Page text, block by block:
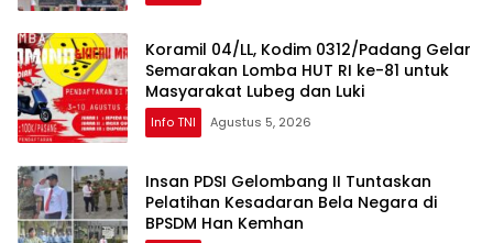
Koramil 04/LL, Kodim 0312/Padang Gelar
Semarakan Lomba HUT RI ke-81 untuk
Masyarakat Lubeg dan Luki
Info TNI Agustus 5, 2026
Insan PDSI Gelombang II Tuntaskan
Pelatihan Kesadaran Bela Negara di
BPSDM Han Kemhan